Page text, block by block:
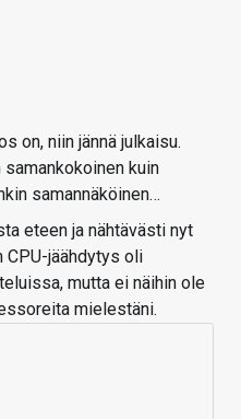
on, niin jännä julkaisu.
kuin
samannäköinen…
eteen ja nähtävästi nyt
CPU-jäähdytys oli
mutta ei näihin ole
mielestäni.